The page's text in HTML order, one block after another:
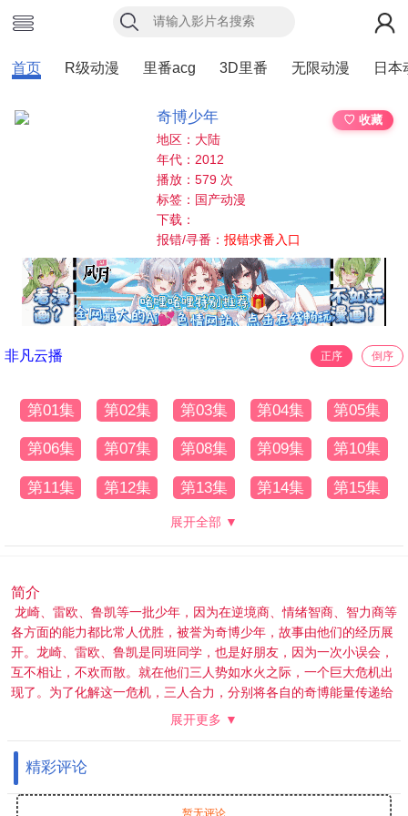
首页 R级动漫 里番acg 3D里番 无限动漫 日本
奇博少年
♡ 收藏
地区：大陆
年代：2012
播放：579 次
标签：国产动漫
下载：
报错/寻番：报错求番入口
非凡云播 正序 倒序
第01集 第02集 第03集 第04集 第05集
第06集 第07集 第08集 第09集 第10集
第11集 第12集 第13集 第14集 第15集
展开全部 ▼
简介
龙崎、雷欧、鲁凯等一批少年，因为在逆境商、情绪智商、智力商等
各方面的能力都比常人优胜，被誉为奇博少年，故事由他们的经历展
开。龙崎、雷欧、鲁凯是同班同学，也是好朋友，因为一次小误会，
互不相让，不欢而散。就在他们三人势如水火之际，一个巨大危机出
现了。为了化解这一危机，三人合力，分别将各自的奇博能量传递给
飞爵、雷凌、蓝瑟三个机械人共同对抗困难。 他们三人为了参加“全
场上展示自己的技术，誓要以一场公平公正的比赛，争夺魔方界的最
高殊荣。
展开更多 ▼
精彩评论